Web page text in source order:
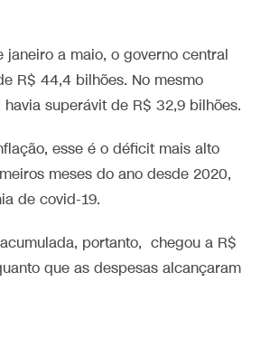
janeiro a maio, o governo central
R$ 44,4 bilhões. No mesmo
superávit de R$ 32,9 bilhões.
esse é o déficit mais alto
meses do ano desde 2020,
de covid-19.
portanto, chegou a R$
que as despesas alcançaram